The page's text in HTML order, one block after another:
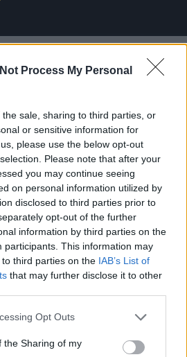
Process My Personal
sale, sharing to third parties, or
or sensitive information for
please use the below opt-out
Please note that after your
you may continue seeing
on personal information utilized by
disclosed to third parties prior to
opt-out of the further
information by third parties on the
participants. This information may
third parties on the IAB’s List of
that may further disclose it to other
app uses one or more Google
usage behaviour. You may click to
Opt Outs
the Sharing of my
ból származhatnak. A
készülnek kiváló
termékek, amelyek
és izgalomban is simán
a nagy francia nevekkel.
nem-
tradicionális
Dél-Afrika és